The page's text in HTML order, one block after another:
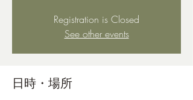
Registration is Closed
See other events
日時・場所